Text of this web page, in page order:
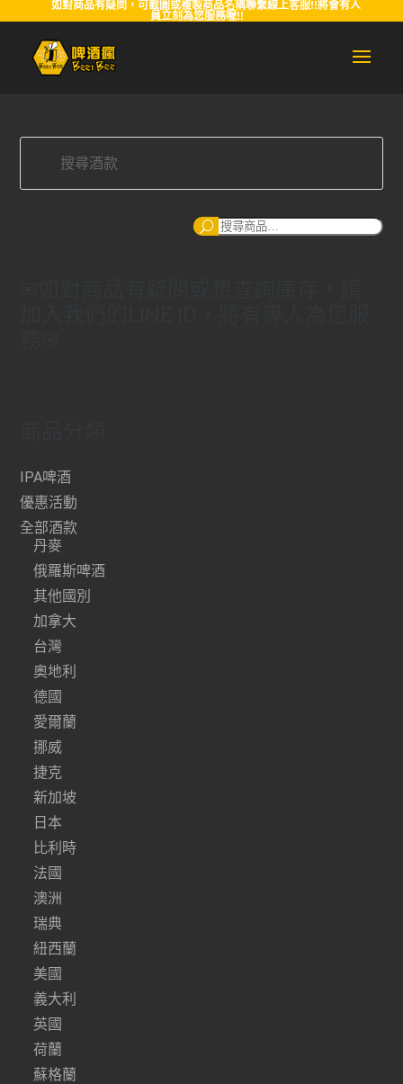
如對商品有疑問，可截圖或複製商品名稱聯繫線上客服!!將會有人
員立刻為您服務喔!!
搜
IPA啤酒
優惠活動
全部酒款
丹麥
俄羅斯啤酒
其他國別
加拿大
台灣
奧地利
德國
愛爾蘭
挪威
捷克
新加坡
日本
比利時
法國
澳洲
瑞典
紐西蘭
美國
義大利
英國
荷蘭
蘇格蘭